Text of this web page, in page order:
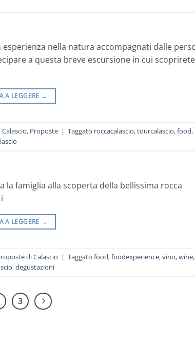
nella natura accompagnati dalle
a questa breve escursione in cui
A LEGGERE →
, Proposte | Taggato roccacalascio,tourcalascio,food,
famiglia alla scoperta della bellissima rocca
A LEGGERE →
di Calascio | Taggato food,foodexperience,vino,wine,
,degustazioni
3